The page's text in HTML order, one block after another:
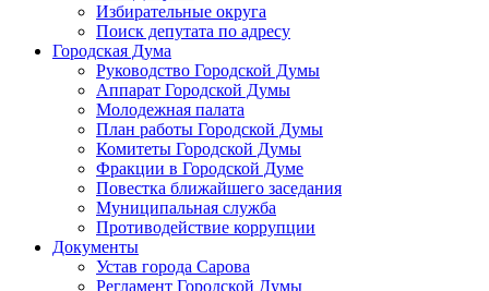
Избирательные округа
Поиск депутата по адресу
Городская Дума
Руководство Городской Думы
Аппарат Городской Думы
Молодежная палата
План работы Городской Думы
Комитеты Городской Думы
Фракции в Городской Думе
Повестка ближайшего заседания
Муниципальная служба
Противодействие коррупции
Документы
Устав города Сарова
Регламент Городской Думы